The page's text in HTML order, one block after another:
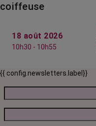
coiffeuse
18 août 2026
10h30 - 10h55
{{ config.newsletters.label}}